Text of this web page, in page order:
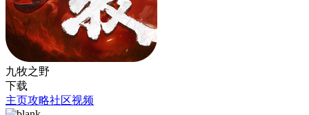
九牧之野
下载
主页攻略社区视频